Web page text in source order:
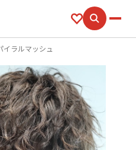
イラルマッシュ